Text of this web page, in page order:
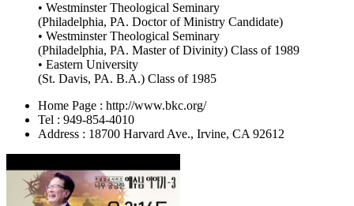
• Westminster Theological Seminary
(Philadelphia, PA. Doctor of Ministry Candidate)
• Westminster Theological Seminary
(Philadelphia, PA. Master of Divinity) Class of 1989
• Eastern University
(St. Davis, PA. B.A.) Class of 1985
Home Page : http://www.bkc.org/
Tel : 949-854-4010
Address : 18700 Harvard Ave., Irvine, CA 92612